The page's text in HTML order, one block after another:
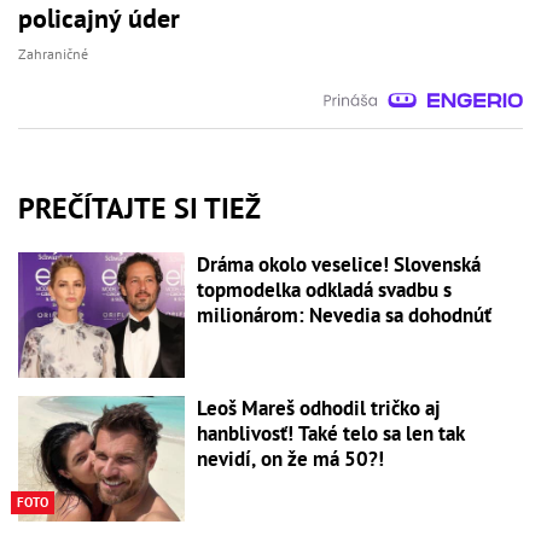
policajný úder
Zahraničné
PREČÍTAJTE SI TIEŽ
Dráma okolo veselice! Slovenská
topmodelka odkladá svadbu s
milionárom: Nevedia sa dohodnúť
FOTO
Leoš Mareš odhodil tričko aj
hanblivosť! Také telo sa len tak
nevidí, on že má 50?!